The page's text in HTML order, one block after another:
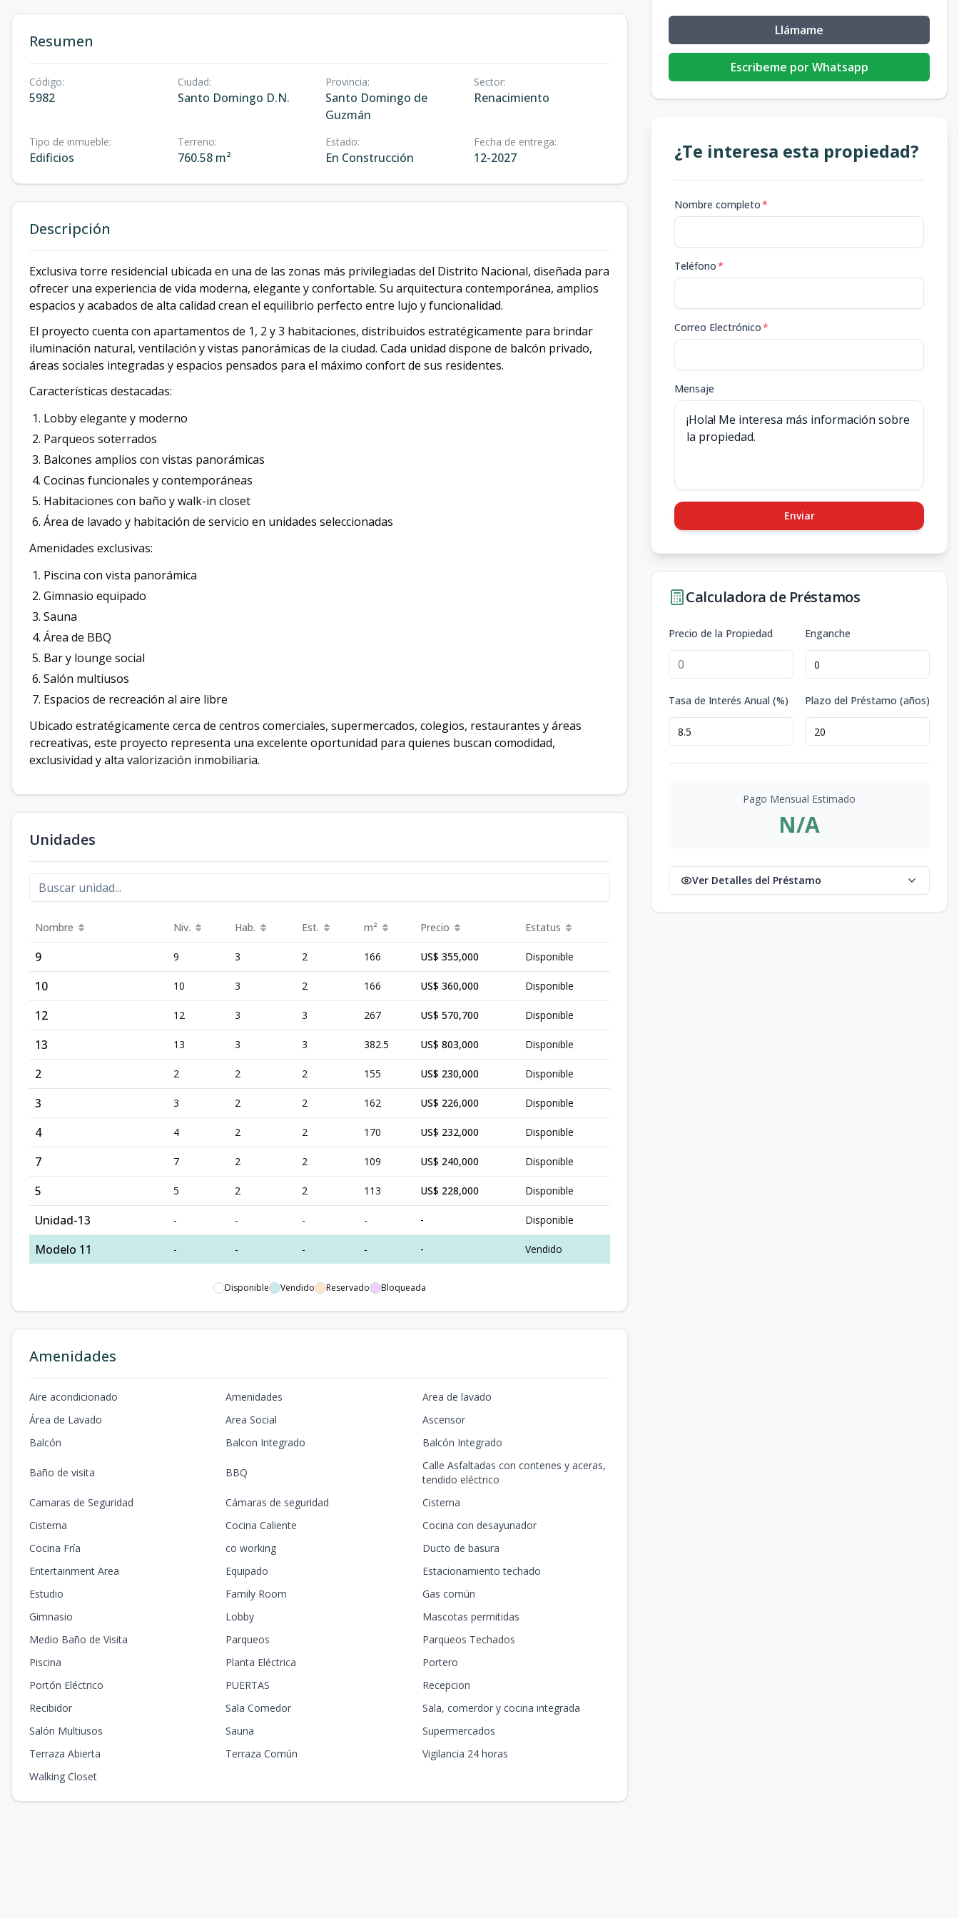
Resumen
Código:
5982
Ciudad:
Santo Domingo D.N.
Provincia:
Santo Domingo de
Guzmán
Sector:
Renacimiento
Tipo de inmueble:
Edificios
Terreno:
760.58 m²
Estado:
En Construcción
Fecha de entrega:
12-2027
Descripción
Exclusiva torre residencial ubicada en una de las zonas más privilegiadas del Distrito Nacional, diseñada para
ofrecer una experiencia de vida moderna, elegante y confortable. Su arquitectura contemporánea, amplios
espacios y acabados de alta calidad crean el equilibrio perfecto entre lujo y funcionalidad.
El proyecto cuenta con apartamentos de 1, 2 y 3 habitaciones, distribuidos estratégicamente para brindar
iluminación natural, ventilación y vistas panorámicas de la ciudad. Cada unidad dispone de balcón privado,
áreas sociales integradas y espacios pensados para el máximo confort de sus residentes.
Características destacadas:
Lobby elegante y moderno
Parqueos soterrados
Balcones amplios con vistas panorámicas
Cocinas funcionales y contemporáneas
Habitaciones con baño y walk-in closet
Área de lavado y habitación de servicio en unidades seleccionadas
Amenidades exclusivas:
Piscina con vista panorámica
Gimnasio equipado
Sauna
Área de BBQ
Bar y lounge social
Salón multiusos
Espacios de recreación al aire libre
Ubicado estratégicamente cerca de centros comerciales, supermercados, colegios, restaurantes y áreas
recreativas, este proyecto representa una excelente oportunidad para quienes buscan comodidad,
exclusividad y alta valorización inmobiliaria.
Unidades
Nombre Niv. Hab. Est. m² Precio Estatus
9 9 3 2 166 US$ 355,000 Disponible
10 10 3 2 166 US$ 360,000 Disponible
12 12 3 3 267 US$ 570,700 Disponible
13 13 3 3 382.5 US$ 803,000 Disponible
2 2 2 2 155 US$ 230,000 Disponible
3 3 2 2 162 US$ 226,000 Disponible
4 4 2 2 170 US$ 232,000 Disponible
7 7 2 2 109 US$ 240,000 Disponible
5 5 2 2 113 US$ 228,000 Disponible
Unidad-13 - - - - - Disponible
Modelo 11 - - - - - Vendido
Disponible Vendido Reservado Bloqueada
Amenidades
Aire acondicionado Amenidades
Area de lavado
Área de Lavado
Area Social
Ascensor
Balcón
Balcon Integrado Balcón Integrado
Baño de visita BBQ
Calle Asfaltadas con contenes y aceras,
tendido eléctrico
Camaras de Seguridad
Cámaras de seguridad
Cisterna
Cisterna
Cocina Caliente
Cocina con desayunador
Cocina Fría
co working
Ducto de basura
Entertainment Area
Equipado
Estacionamiento techado
Estudio
Family Room
Gas común
Gimnasio
Lobby
Mascotas permitidas
Medio Baño de Visita
Parqueos
Parqueos Techados
Piscina
Planta Eléctrica
Portero
Portón Eléctrico
PUERTAS
Recepcion
Recibidor
Sala Comedor
Sala, comerdor y cocina integrada
Salón Multiusos
Sauna
Supermercados
Terraza Abierta
Terraza Común
Vigilancia 24 horas
Walking Closet
Llámame
Escribeme por Whatsapp
¿Te interesa esta propiedad?
Nombre completo*
Teléfono*
Correo Electrónico*
Mensaje
Enviar
Calculadora de Préstamos
Precio de la Propiedad Enganche
Tasa de Interés Anual (%) Plazo del Préstamo (años)
Pago Mensual Estimado
N/A
Ver Detalles del Préstamo